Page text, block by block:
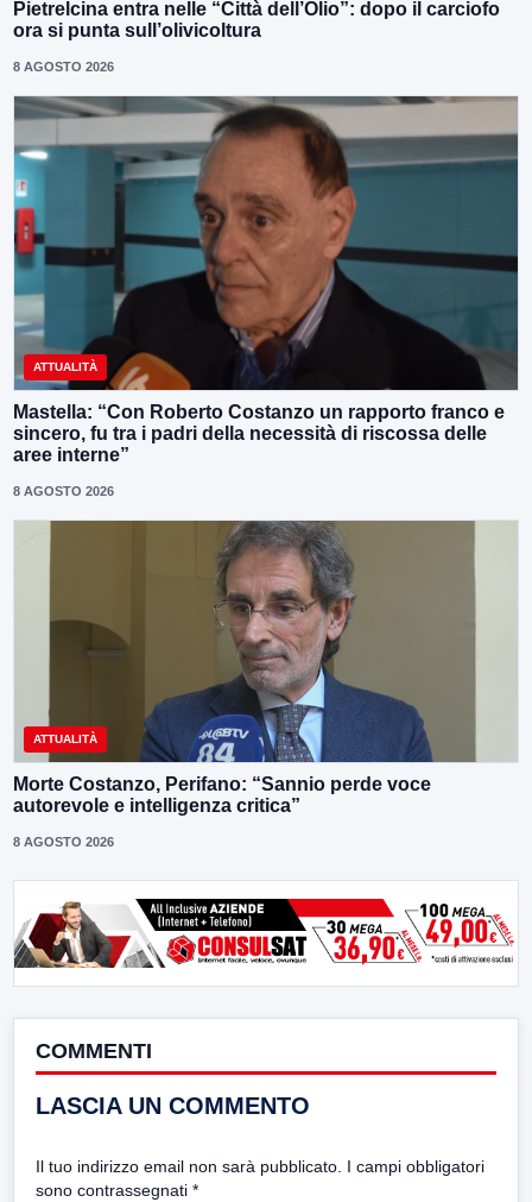
Pietrelcina entra nelle “Città dell’Olio”: dopo il carciofo
ora si punta sull’olivicoltura
8 AGOSTO 2026
ATTUALITÀ
Mastella: “Con Roberto Costanzo un rapporto franco e
sincero, fu tra i padri della necessità di riscossa delle
aree interne”
8 AGOSTO 2026
ATTUALITÀ
Morte Costanzo, Perifano: “Sannio perde voce
autorevole e intelligenza critica”
8 AGOSTO 2026
COMMENTI
LASCIA UN COMMENTO
Il tuo indirizzo email non sarà pubblicato. I campi obbligatori
sono contrassegnati *